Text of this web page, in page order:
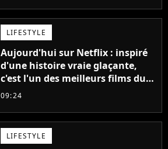
décennies"
LIFESTYLE
Aujourd'hui sur Netflix : inspiré
d'une histoire vraie glaçante,
c'est l'un des meilleurs films du
21ème siècle
09:24
LIFESTYLE